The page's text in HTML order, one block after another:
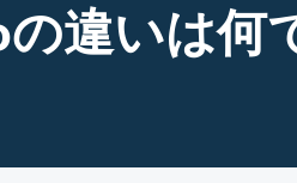
違いは何